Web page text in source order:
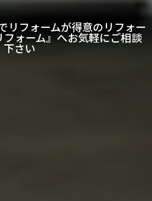
リフォームが得意のリフォー
ォーム』へお気軽にご相談
下さい